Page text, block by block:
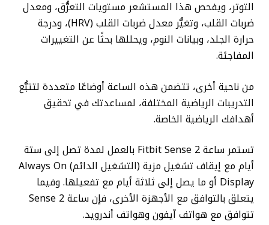
التوتر، ويفحص هذا المستشعر مستويات التعرُّق، ومعدل
ضربات القلب، وتغيُّر معدل ضربات القلب (HRV)، ودرجة
حرارة الجلد، وبيانات النوم، ويحللها بحثًا عن التغييرات
المفاجئة.
من ناحية أخرى، تتضمن هذه الساعة أوضاعًا متعددة لتتبُّع
التدريبات الرياضية المختلفة، لمساعدتك في تحقيق
أهدافك الرياضية الخاصة.
تستمر ساعة Fitbit Sense 2 بالعمل لمدة تصل إلى ستة
أيام مع إيقاف تشغيل مزية (التشغيل الدائم) Always On
Display أو ما يصل إلى ثلاثة أيام مع تفعيلها. وفيما
يتعلق بالتوافق مع الأجهزة الأخرى، فإن ساعة Sense 2
تتوافق مع هواتف آيفون وهواتف أندرويد.